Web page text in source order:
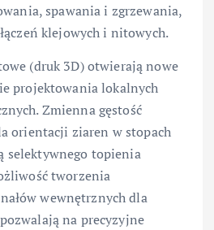
spawania i zgrzewania,
klejowych i nitowych.
(druk 3D) otwierają nowe
projektowania lokalnych
Zmienna gęstość
orientacji ziaren w stopach
selektywnego topienia
tworzenia
wewnętrznych dla
na precyzyjne